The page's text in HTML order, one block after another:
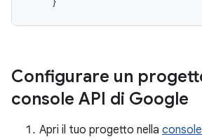
Configurare un
console API di Google
Apri il tuo progetto nella